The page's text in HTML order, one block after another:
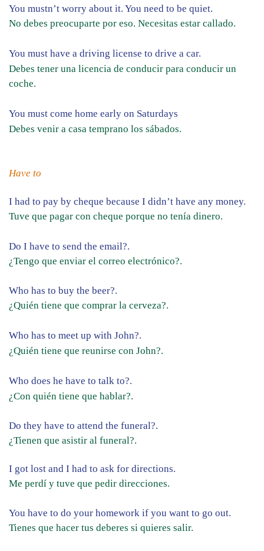
You mustn’t worry about it. You need to be quiet.
No debes preocuparte por eso. Necesitas estar callado.
You must have a driving license to drive a car.
Debes tener una licencia de conducir para conducir un
coche.
You must come home early on Saturdays
Debes venir a casa temprano los sábados.
Have to
I had to pay by cheque because I didn’t have any money.
Tuve que pagar con cheque porque no tenía dinero.
Do I have to send the email?.
¿Tengo que enviar el correo electrónico?.
Who has to buy the beer?.
¿Quién tiene que comprar la cerveza?.
Who has to meet up with John?.
¿Quién tiene que reunirse con John?.
Who does he have to talk to?.
¿Con quién tiene que hablar?.
Do they have to attend the funeral?.
¿Tienen que asistir al funeral?.
I got lost and I had to ask for directions.
Me perdí y tuve que pedir direcciones.
You have to do your homework if you want to go out.
Tienes que hacer tus deberes si quieres salir.